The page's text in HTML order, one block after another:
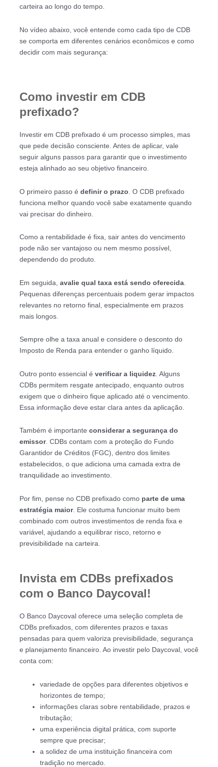
carteira ao longo do tempo.
No vídeo abaixo, você entende como cada tipo de CDB
se comporta em diferentes cenários econômicos e como
decidir com mais segurança:
Como investir em CDB
prefixado?
Investir em CDB prefixado é um processo simples, mas
que pede decisão consciente. Antes de aplicar, vale
seguir alguns passos para garantir que o investimento
esteja alinhado ao seu objetivo financeiro.
O primeiro passo é definir o prazo . O CDB prefixado
funciona melhor quando você sabe exatamente quando
vai precisar do dinheiro.
Como a rentabilidade é fixa, sair antes do vencimento
pode não ser vantajoso ou nem mesmo possível,
dependendo do produto.
Em seguida, avalie qual taxa está sendo oferecida
Pequenas diferenças percentuais podem gerar impactos
relevantes no retorno final, especialmente em prazos
mais longos.
Sempre olhe a taxa anual e considere o desconto do
Imposto de Renda para entender o ganho líquido.
Outro ponto essencial é verificar a liquidez . Alguns
CDBs permitem resgate antecipado, enquanto outros
exigem que o dinheiro fique aplicado até o vencimento.
Essa informação deve estar clara antes da aplicação.
Também é importante considerar a segurança do
emissor. CDBs contam com a proteção do Fundo
Garantidor de Créditos (FGC), dentro dos limites
estabelecidos, o que adiciona uma camada extra de
tranquilidade ao investimento.
Por fim, pense no CDB prefixado como parte de uma
estratégia maior. Ele costuma funcionar muito bem
combinado com outros investimentos de renda fixa e
variável, ajudando a equilibrar risco, retorno e
previsibilidade na carteira.
Invista em CDBs prefixados
com o Banco Daycoval!
O Banco Daycoval oferece uma seleção completa de
CDBs prefixados, com diferentes prazos e taxas
pensadas para quem valoriza previsibilidade, segurança
e planejamento financeiro. Ao investir pelo Daycoval, você
conta com:
variedade de opções para diferentes objetivos e
horizontes de tempo;
informações claras sobre rentabilidade, prazos e
tributação;
uma experiência digital prática, com suporte
sempre que precisar;
a solidez de uma instituição financeira com
tradição no mercado.